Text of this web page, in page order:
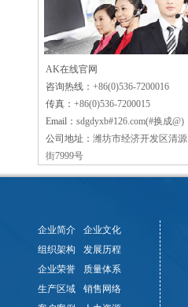
AK在线官网
咨询热线： +86(0)536-7200016
传真： +86(0)536-7200015
Email： sdgdyxb#126.com(#换成@)
公司地址： 潍坊市经济开发区清源
街7999号
企业简介
企业文化
组织架构
发展历程
企业荣誉
质量体系
生产区域
销售网络